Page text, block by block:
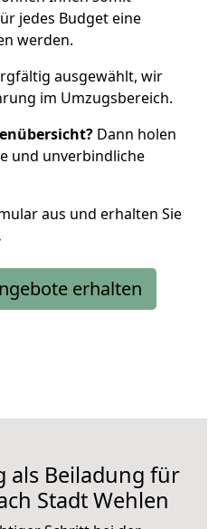
jedes Budget eine
werden.
ausgewählt, wir
im Umzugsbereich.
Dann holen
und unverbindliche
aus und erhalten Sie
erhalten
als Beiladung für
Stadt Wehlen